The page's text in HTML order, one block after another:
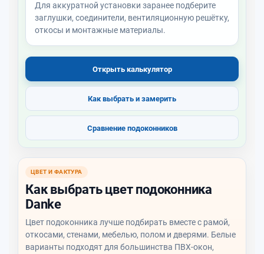
Для аккуратной установки заранее подберите
заглушки, соединители, вентиляционную решётку,
откосы и монтажные материалы.
Открыть калькулятор
Как выбрать и замерить
Сравнение подоконников
ЦВЕТ И ФАКТУРА
Как выбрать цвет подоконника
Danke
Цвет подоконника лучше подбирать вместе с рамой,
откосами, стенами, мебелью, полом и дверями. Белые
варианты подходят для большинства ПВХ-окон,